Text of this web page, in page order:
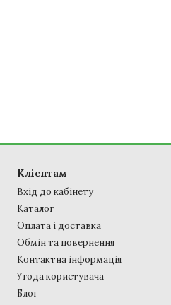
Клієнтам
Вхід до кабінету
Каталог
Оплата і доставка
Обмін та повернення
Контактна інформація
Угода користувача
Блог